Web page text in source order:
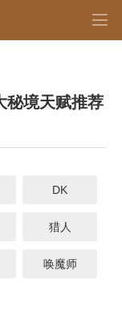
秘境天赋推荐
DK
猎人
唤魔师